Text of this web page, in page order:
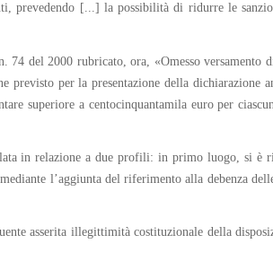
prevedendo [...] la possibilità di ridurre le
del 2000 rubricato, ora, «Omesso versamento
per la presentazione della dichiarazione
superiore a centocinquantamila euro per
in relazione a due profili: in primo luogo, si è
l’aggiunta del riferimento alla debenza
asserita illegittimità costituzionale della